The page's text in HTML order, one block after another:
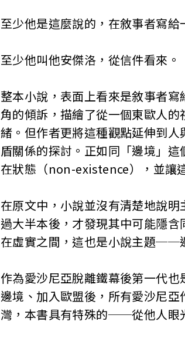
至少他是這麼說的，在敘事者寫
至少他叫他安傑洛，從信件看來。
整本小說，表面上看來是敘事者
角的傾訴，描繪了從一個東歐人
緒。但作者更將這種觀點延伸到
盾關係的探討。正如同「邊境」
在狀態（non-existence），並讓
在原文中，小說並沒有清楚地說
過大半本後，才發現其中可能隱
在虛實之間，這也是小說主題──
作為愛沙尼亞脫離鐵幕後第一代
邊境、加入歐盟後，所有愛沙尼
灣，本書具有特殊的──從他人眼